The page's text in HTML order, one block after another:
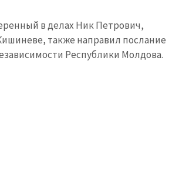
в делах Ник Петрович,
также направил послание
Республики Молдова.